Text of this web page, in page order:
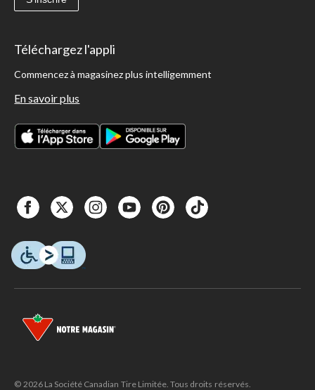
Téléchargez l'appli
Commencez à magasinez plus intelligemment
En savoir plus
© 2026 La Société Canadian Tire Limitée. Tous droits réservés.